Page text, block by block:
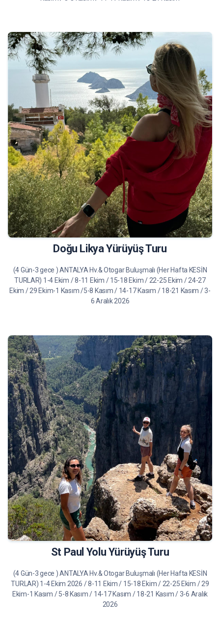
19.950 TL Tur Bilgileri
Doğu Likya Yürüyüş Turu
(4 Gün-3 gece ) ANTALYA Hv.& Otogar Buluşmalı (Her Hafta KESİN
TURLAR) 1-4 Ekim / 8-11 Ekim / 15-18 Ekim / 22-25 Ekim / 24-27
Ekim / 29 Ekim-1 Kasım /5-8 Kasım / 14-17 Kasım / 18-21 Kasım / 3-
6 Aralık 2026
19.750 TL Tur Bilgileri
St Paul Yolu Yürüyüş Turu
(4 Gün-3 gece ) ANTALYA Hv.& Otogar Buluşmalı (Her Hafta KESİN
TURLAR) 1-4 Ekim 2026 / 8-11 Ekim / 15-18 Ekim / 22-25 Ekim / 29
Ekim-1 Kasım / 5-8 Kasım / 14-17 Kasım / 18-21 Kasım / 3-6 Aralık
2026